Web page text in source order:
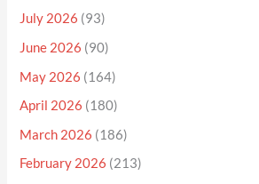
July 2026 (93)
June 2026 (90)
May 2026 (164)
April 2026 (180)
March 2026 (186)
February 2026 (213)